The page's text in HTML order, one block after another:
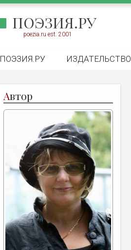
ПОЭЗИЯ.РУ
poezia.ru est. 2001
ПОЭЗИЯ.РУ ИЗДАТЕЛЬСТВО
Автор